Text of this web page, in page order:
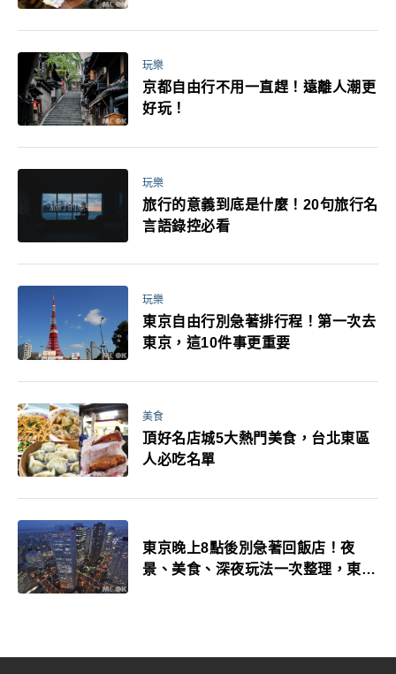
玩樂
京都自由行不用一直趕！遠離人潮更
好玩！
玩樂
旅行的意義到底是什麼！20句旅行名
言語錄控必看
玩樂
東京自由行別急著排行程！第一次去
東京，這10件事更重要
美食
頂好名店城5大熱門美食，台北東區
人必吃名單
東京晚上8點後別急著回飯店！夜
景、美食、深夜玩法一次整理，東京